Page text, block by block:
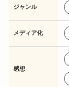
ジャンル
メディア化
感想